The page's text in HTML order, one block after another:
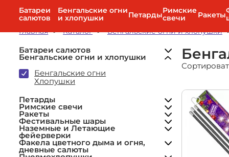
Петарды
Римские
Ракеты
Факела
дневные
Батареи
салютов
Бенгальские огни
и хлопушки
ПетардыРимские
свечи
Ракеты
Главная
Каталог Бенгальские огни и хлопушки
Батареи салютов
Малые салюты
Большие салюты
Высотные (Крупнокалиберные)
Фонтан + фейерверк
(разнокалиберные)
Бенгальские огни и хлопушки
Бенгальские огни
Хлопушки
Петарды
Петарды
Римские свечи
Римские свечи малые
Римские свечи большие
Ракеты
Мини-ракеты (до 20 м)
Наборы ракет
Фестивальные шары
Наземные и Летающие
фейерверки
Наземные фейерверки
Летающие фейерверки
Факела цветного дыма и огня,
дневные салюты
Дневные фейерверки
Пиротехнические фонтаны
Цветной дым
Фонтаны для торта
Гендер пати
Фольгированные шары
Гранаты учебные